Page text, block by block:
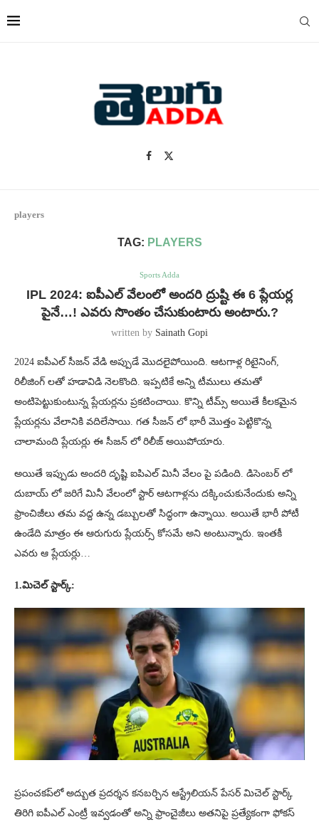
players
TAG: PLAYERS
Sports Adda
IPL 2024: ఐపీఎల్ వేలంలో అందరి ద్రుష్టి ఈ 6 ప్లేయర్ల
పైనే…! ఎవరు సొంతం చేసుకుంటారు అంటారు.?
written by Sainath Gopi
2024 ఐపీఎల్ సీజన్ వేడి అప్పుడే మొదలైపోయింది. ఆటగాళ్ల రిటైనింగ్,
రిలీజింగ్ లతో హడావిడి నెలకొంది. ఇప్పటికే అన్ని టీములు తమతో
అంటిపెట్టుకుంటున్న ప్లేయర్లను ప్రకటించాయి. కొన్ని టీమ్స్ అయితే కీలకమైన
ప్లేయర్లను వేలానికి వదిలేసాయి. గత సీజన్ లో భారీ మొత్తం పెట్టికొన్న
చాలామంది ప్లేయర్లు ఈ సీజన్ లో రిలీజ్ అయిపోయారు.
అయితే ఇప్పుడు అందరి దృష్టి ఐపిఎల్ మినీ వేలం పై పడింది. డిసెంబర్ లో
దుబాయ్ లో జరిగే మినీ వేలంలో స్టార్ ఆటగాళ్లను దక్కించుకునేందుకు అన్ని
ఫ్రాంచిజీలు తమ వద్ద ఉన్న డబ్బులతో సిద్ధంగా ఉన్నాయి. అయితే భారీ పోటీ
ఉండేది మాత్రం ఈ ఆరుగురు ప్లేయర్స్ కోసమే అని అంటున్నారు. ఇంతకీ
ఎవరు ఆ ప్లేయర్లు…
1.మిచెల్ స్టార్క్:
ప్రపంచకప్‌లో అద్బుత ప్రదర్శన కనబర్చిన ఆస్ట్రేలియన్ పేసర్ మిచెల్ స్టార్క్
తిరిగి ఐపీఎల్ ఎంట్రీ ఇవ్వడంతో అన్ని ఫ్రాంచైజీలు అతనిపై ప్రత్యేకంగా ఫోకస్